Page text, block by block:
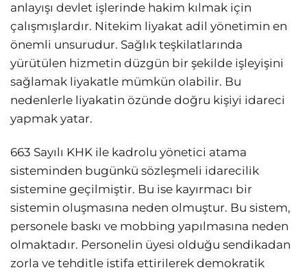
anlayışı devlet işlerinde hakim kılmak için
çalışmışlardır. Nitekim liyakat adil yönetimin en
önemli unsurudur. Sağlık teşkilatlarında
yürütülen hizmetin düzgün bir şekilde işleyişini
sağlamak liyakatle mümkün olabilir. Bu
nedenlerle liyakatin özünde doğru kişiyi idareci
yapmak yatar.
663 Sayılı KHK ile kadrolu yönetici atama
sisteminden bugünkü sözleşmeli idarecilik
sistemine geçilmiştir. Bu ise kayırmacı bir
sistemin oluşmasına neden olmuştur. Bu sistem,
personele baskı ve mobbing yapılmasına neden
olmaktadır. Personelin üyesi olduğu sendikadan
zorla ve tehditle istifa ettirilerek demokratik